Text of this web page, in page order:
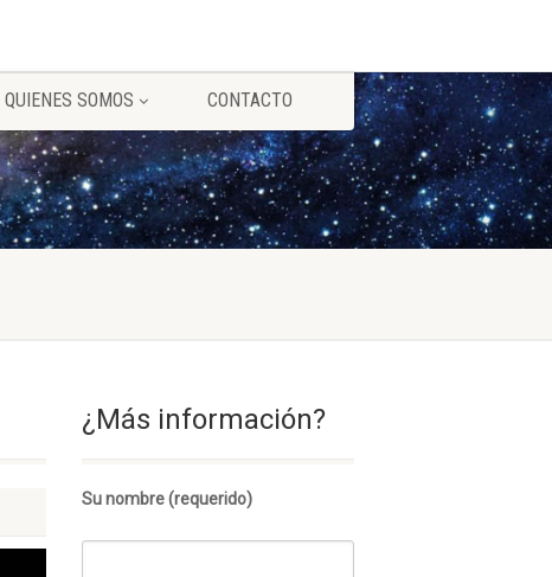
QUIENES SOMOS CONTACTO
¿Más información?
Su nombre (requerido)